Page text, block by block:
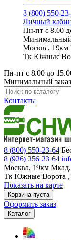
8 (800) 550-
Личный
Пн-пт с 8.00
Минимальный
Москва, 19км
Тк Южные
Пн-пт с 8.00 до
Минимальный заказ
Контакты
8 (800) 550-23-64
8 (926) 356-23-64
Москва, 19км Мкад,
Тк Южные Ворота ,
Показать на карте
Корзина пуста
Оформить заказ
Каталог